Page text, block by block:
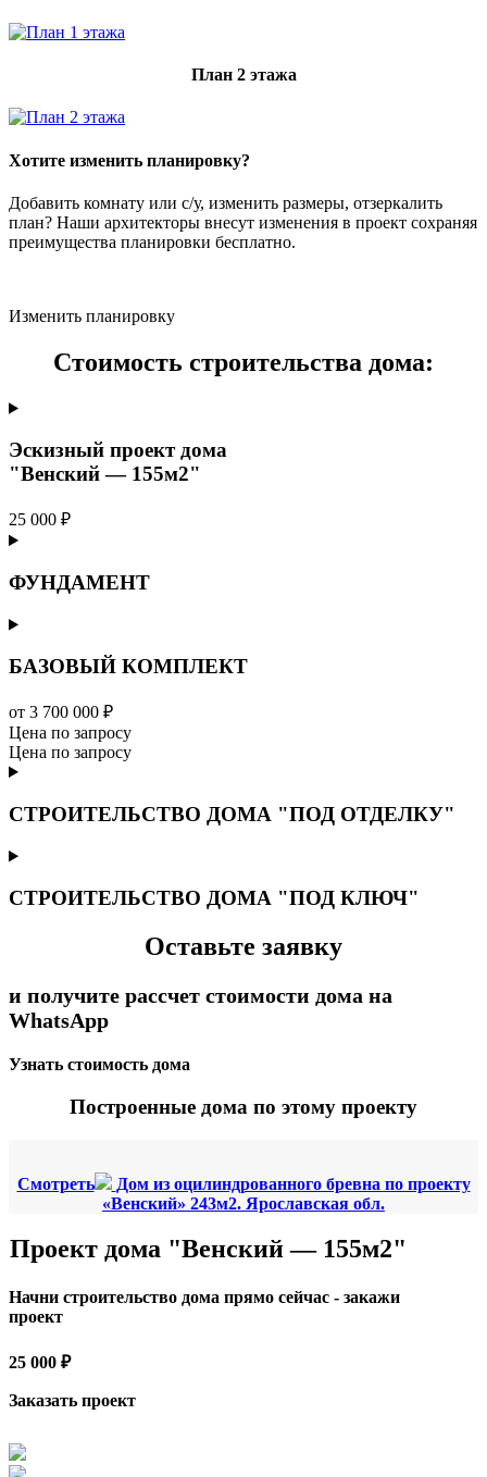
План 2 этажа
Хотите изменить планировку?
Добавить комнату или с/у, изменить размеры, отзеркалить
план? Наши архитекторы внесут изменения в проект сохраняя
преимущества планировки бесплатно.
Изменить планировку
Стоимость строительства дома:
Эскизный проект дома
"Венский — 155м2"
25 000 ₽
ФУНДАМЕНТ
БАЗОВЫЙ КОМПЛЕКТ
от 3 700 000 ₽
Цена по запросу
Цена по запросу
СТРОИТЕЛЬСТВО ДОМА "ПОД ОТДЕЛКУ"
СТРОИТЕЛЬСТВО ДОМА "ПОД КЛЮЧ"
Оставьте заявку
и получите рассчет стоимости дома на
WhatsApp
Узнать стоимость дома
Построенные дома по этому проекту
Смотреть
Дом из оцилиндрованного бревна по проекту
«Венский» 243м2. Ярославская обл.
Проект дома "Венский — 155м2"
Начни строительство дома прямо сейчас - закажи
проект
25 000 ₽
Заказать проект